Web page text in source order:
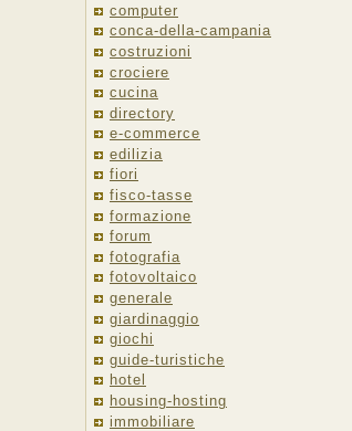
computer
conca-della-campania
costruzioni
crociere
cucina
directory
e-commerce
edilizia
fiori
fisco-tasse
formazione
forum
fotografia
fotovoltaico
generale
giardinaggio
giochi
guide-turistiche
hotel
housing-hosting
immobiliare